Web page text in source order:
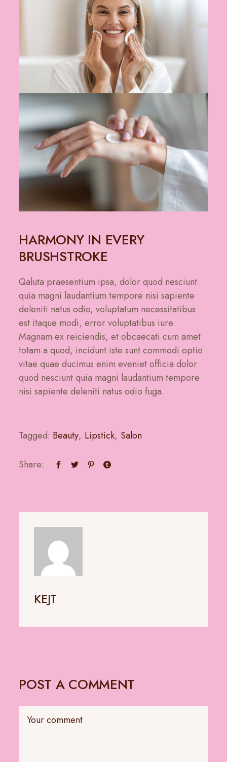
HARMONY IN EVERY
BRUSHSTROKE
Qaluta praesentium ipsa, dolor quod nesciunt
quia magni laudantium tempore nisi sapiente
deleniti natus odio, voluptatum necessitatibus
est itaque modi, error voluptatibus iure.
Magnam ex reiciendis, et obcaecati cum amet
totam a quod, incidunt iste sunt commodi optio
vitae quae ducimus enim eveniet officia dolor
quod nesciunt quia magni laudantium tempore
nisi sapiente deleniti natus odio fuga.
Tagged: Beauty, Lipstick, Salon
Share:
KEJT
POST A COMMENT